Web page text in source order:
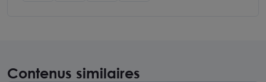
Contenus similaires